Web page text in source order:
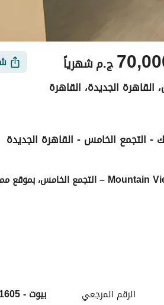
ج.مشهرياً
القاهرة الجديدة، القاهرة
القريبة
- التجمع الخامس - القاهرة الجديدة
الرقم المرجعي
بيوت - 5001605-efCFTF